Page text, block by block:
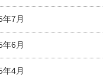
年7月
年6月
年4月